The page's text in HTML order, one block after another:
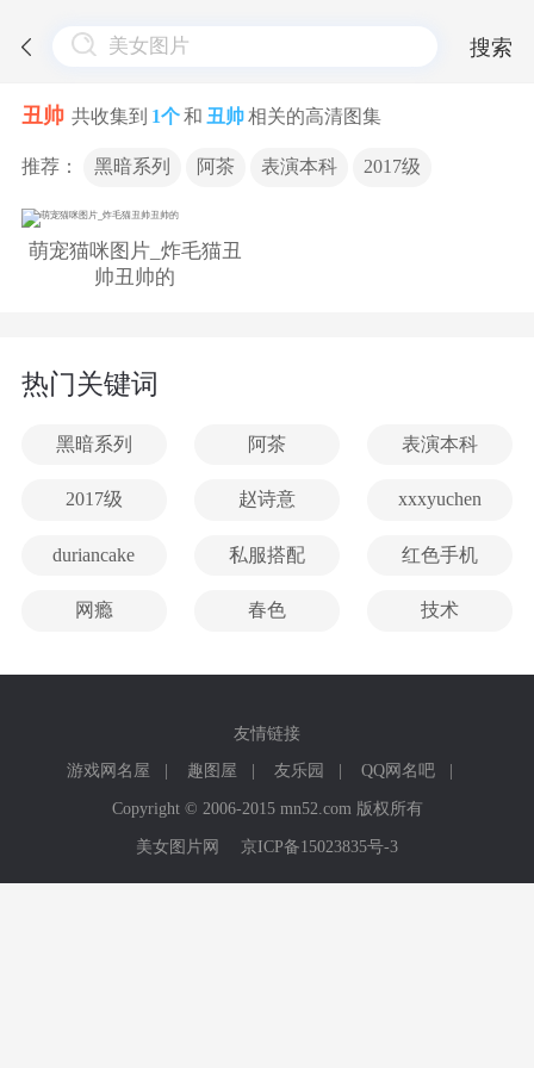
搜索
丑帅 共收集到 1个和 丑帅相关的高清图集
推荐： 黑暗系列 阿茶 表演本科 2017级
萌宠猫咪图片_炸毛猫丑
帅丑帅的
热门关键词
黑暗系列 阿茶 表演本科
2017级 赵诗意 xxxyuchen
duriancake 私服搭配 红色手机
网瘾 春色 技术
友情链接
游戏网名屋
| 趣图屋 | 友乐园 | QQ网名吧
|
Copyright © 2006-2015 mn52.com 版权所有
美女图片网
京ICP备15023835号-3